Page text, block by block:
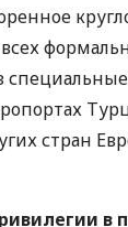
стран
в